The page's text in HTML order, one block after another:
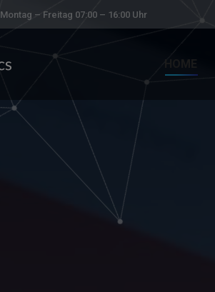
Montag – Freitag 07:00 – 16:00 Uhr
HOME